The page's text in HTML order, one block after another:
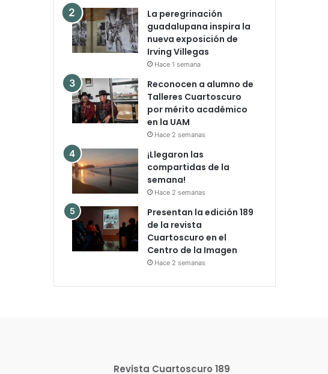
La peregrinación
guadalupana inspira la
nueva exposición de
Irving Villegas
Hace 1 semana
Reconocen a alumno de
Talleres Cuartoscuro
por mérito académico
en la UAM
Hace 2 semanas
¡Llegaron las
compartidas de la
semana!
Hace 2 semanas
Presentan la edición 189
de la revista
Cuartoscuro en el
Centro de la Imagen
Hace 2 semanas
Revista Cuartoscuro 189